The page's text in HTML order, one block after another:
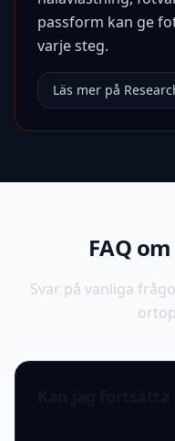
passform kan ge
varje steg.
Läs mer på
FAQ
Svar på vanliga